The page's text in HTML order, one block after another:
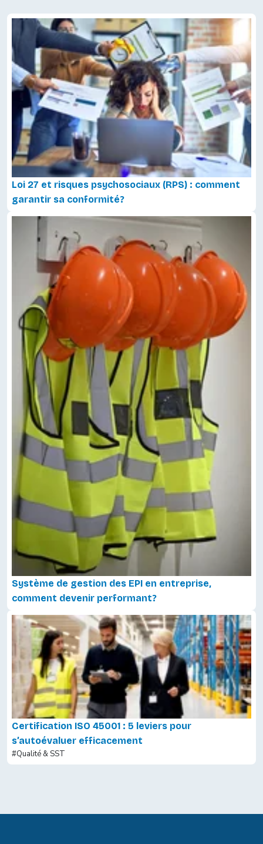
Loi 27 et risques psychosociaux (RPS) : comment
garantir sa conformité?
Système de gestion des EPI en entreprise,
comment devenir performant?
Certification ISO 45001 : 5 leviers pour
s’autoévaluer efficacement
#Qualité & SST